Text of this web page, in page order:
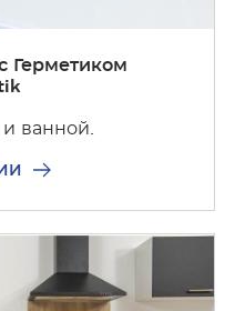
Герметиком
ванной.